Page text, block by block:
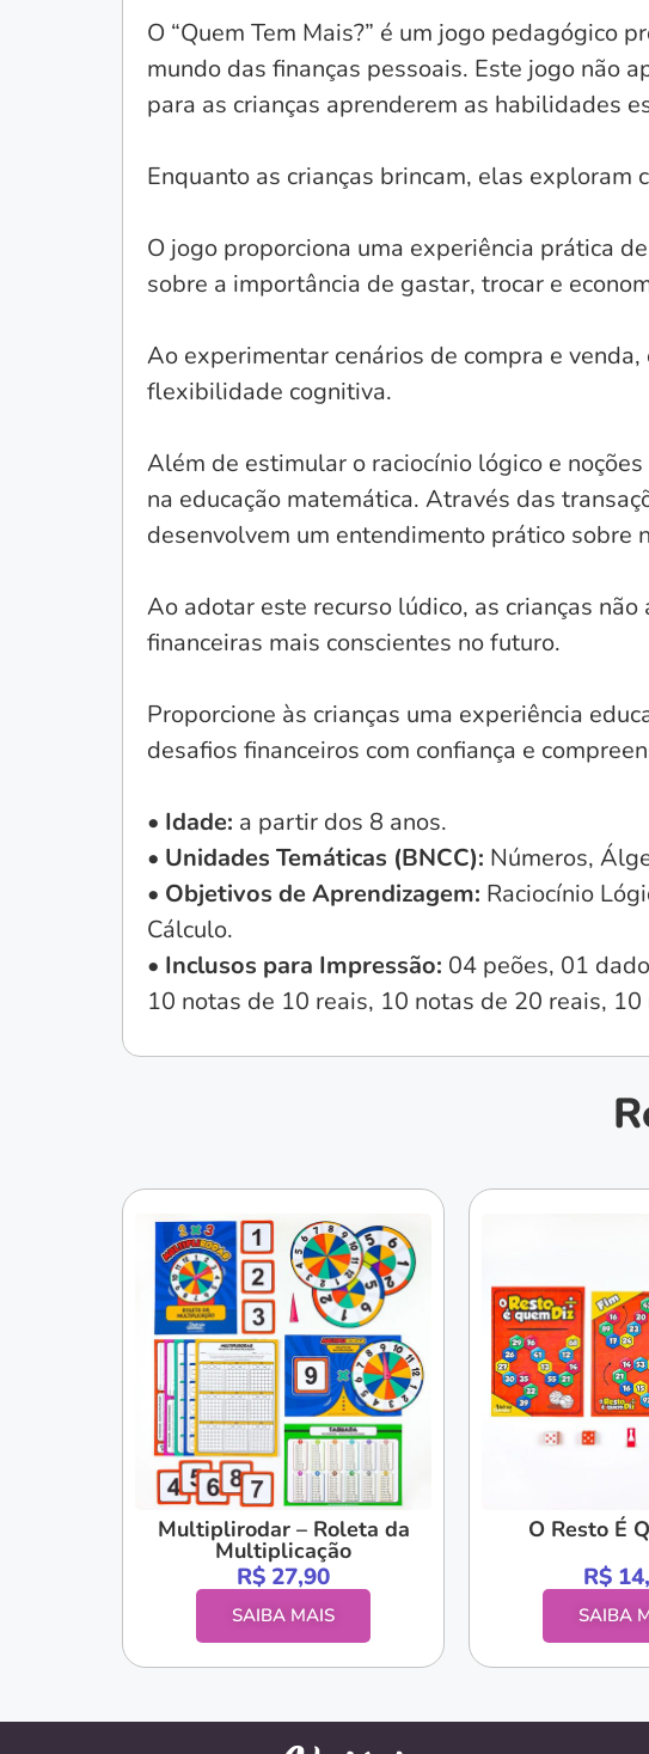
O “Quem Tem Mais?” é um jogo pedagógico
mundo das finanças pessoais. Este jogo não
para as crianças aprenderem as habilidades
Enquanto as crianças brincam, elas
O jogo proporciona uma experiência prática
sobre a importância de gastar, trocar e
Ao experimentar cenários de compra e
flexibilidade cognitiva.
Além de estimular o raciocínio lógico e
na educação matemática. Através das
desenvolvem um entendimento prático sobre
Ao adotar este recurso lúdico, as crianças
financeiras mais conscientes no futuro.
Proporcione às crianças uma experiência
desafios financeiros com confiança e
• Idade: a partir dos 8 anos.
• Unidades Temáticas (BNCC): Números,
• Objetivos de Aprendizagem: Raciocínio
Cálculo.
• Inclusos para Impressão: 04 peões, 01
10 notas de 10 reais, 10 notas de 20 reais,
Multiplirodar – Roleta da
Multiplicação
R$ 27,90
SAIBA MAIS
O Resto É
R$
SAIBA